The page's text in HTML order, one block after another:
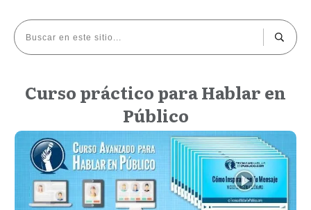
Curso práctico para Hablar en
Público